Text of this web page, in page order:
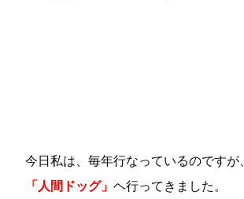
今日私は、毎年行なっているのですが、
「人間ドッグ」 ヘ行ってきました。